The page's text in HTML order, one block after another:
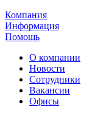
Компания
Информация
Помощь
О компании
Новости
Сотрудники
Вакансии
Офисы